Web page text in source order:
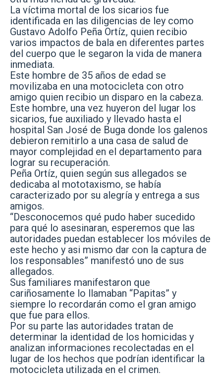
La víctima mortal de los sicarios fue
identificada en las diligencias de ley como
Gustavo Adolfo Peña Ortíz, quien recibio
varios impactos de bala en diferentes partes
del cuerpo que le segaron la vida de manera
inmediata.
Este hombre de 35 años de edad se
movilizaba en una motocicleta con otro
amigo quien recibio un disparo en la cabeza.
Este hombre, una vez huyeron del lugar los
sicarios, fue auxiliado y llevado hasta el
hospital San José de Buga donde los galenos
debieron remitirlo a una casa de salud de
mayor complejidad en el departamento para
lograr su recuperación.
Peña Ortíz, quien según sus allegados se
dedicaba al mototaxismo, se había
caracterizado por su alegría y entrega a sus
amigos.
“Desconocemos qué pudo haber sucedido
para qué lo asesinaran, esperemos que las
autoridades puedan establecer los móviles de
este hecho y asi mismo dar con la captura de
los responsables” manifestó uno de sus
allegados.
Sus familiares manifestaron que
cariñosamente lo llamaban “Papitas” y
siempre lo recordarán como el gran amigo
que fue para ellos.
Por su parte las autoridades tratan de
determinar la identidad de los homicidas y
analizan informaciones recolectadas en el
lugar de los hechos que podrían identificar la
motocicleta utilizada en el crimen.